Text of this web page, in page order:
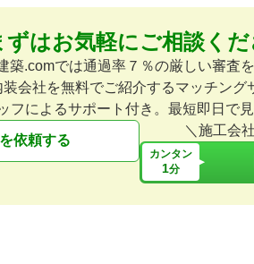
設計施工
社
オフィス 設計施工
御茶ノ水トライエッジ
ンス
ずはお気軽にご相談く
築.comでは通過率７％の厳しい審査
会社を無料でご紹介するマッチング
フによるサポート付き。最短即日で見
依頼する
＼施工会
カンタン
1分